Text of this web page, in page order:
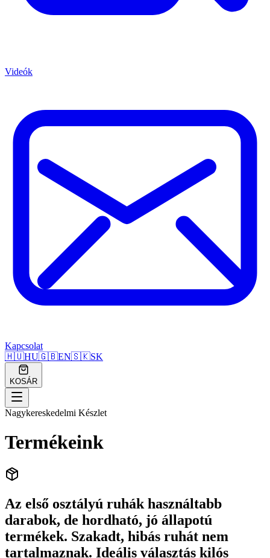
Videók
Kapcsolat
🇭🇺HU🇬🇧EN🇸🇰SK
KOSÁR
Nagykereskedelmi Készlet
Termékeink
Az első osztályú ruhák használtabb
darabok, de hordható, jó állapotú
termékek. Szakadt, hibás ruhát nem
tartalmaznak. Ideális választás kilós